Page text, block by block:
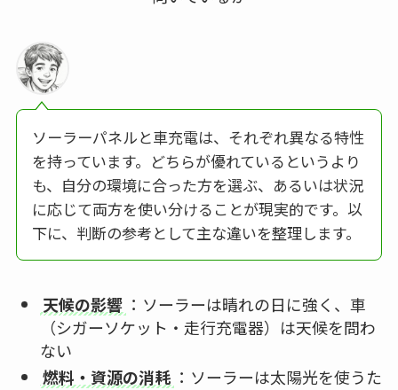
ソーラーパネルと車充電は、それぞれ異なる特性
を持っています。どちらが優れているというより
も、自分の環境に合った方を選ぶ、あるいは状況
に応じて両方を使い分けることが現実的です。以
下に、判断の参考として主な違いを整理します。
天候の影響 ：ソーラーは晴れの日に強く、車
（シガーソケット・走行充電器）は天候を問わ
ない
燃料・資源の消耗 ：ソーラーは太陽光を使うた